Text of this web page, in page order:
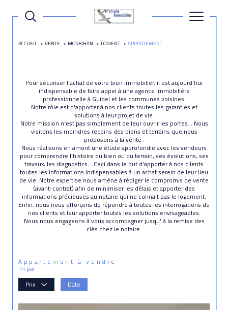
ACCUEIL VENTE MORBIHAN LORIENT APPARTEMENT
Pour sécuriser l’achat de votre bien immobilier, il est aujourd’hui
indispensable de faire appel à une agence immobilière
professionnelle à Guidel et les communes voisines.
Notre rôle est d'apporter à nos clients toutes les garanties et
solutions à leur projet de vie.
Notre mission n’est pas simplement de leur ouvrir les portes… Nous
visitons les moindres recoins des biens et terrains que nous
proposons à la vente .
Nous réalisons en amont une étude approfondie avec les vendeurs
pour comprendre l’histoire du bien ou du terrain, ses évolutions, ses
travaux, les diagnostics… Ceci dans le but d'apporter à nos clients
toutes les informations indispensables à un achat serein de leur lieu
de vie. Notre expertise nous amène à rédiger le compromis de vente
(avant-contrat) afin de minimiser les délais et apporter des
informations précieuses au notaire qui ne connait pas le logement.
Enfin, nous nous efforçons de répondre à toutes les interrogations de
nos clients et leur apporter toutes les solutions envisageables.
Nous nous engageons à vous accompagner jusqu' à la remise des
clés chez le notaire.
Appartement à vendre
Tri par
Prix
Date